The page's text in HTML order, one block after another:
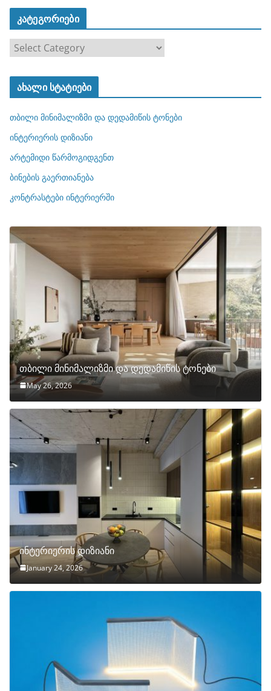
კატეგორიები
ტ
ო
რ
ბ
ი
ახალი სტატიები
თბილი მინიმალიზმი და დედამიწის ტონები
ინტერიერის დიზიანი
არტემიდი წარმოგიდგენთ
ბინების გაერთიანება
კონტრასტები ინტერიერში
თბილი მინიმალიზმი და დედამიწის ტონები
May 26, 2026
ინტერიერის დიზიანი
January 24, 2026